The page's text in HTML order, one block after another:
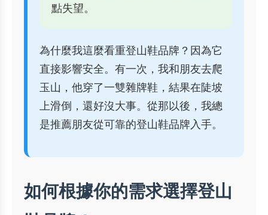
點失望。
為什麼我這麼看重登山鞋品牌？因為它
直接影響安全。有一次，我和朋友去爬
玉山，他穿了一雙雜牌鞋，結果在陡坡
上滑倒，還好沒大事。從那以後，我總
是推薦朋友從可靠的登山鞋品牌入手。
如何根據你的需求選擇登山